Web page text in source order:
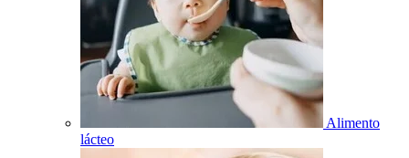
Alimento
lácteo